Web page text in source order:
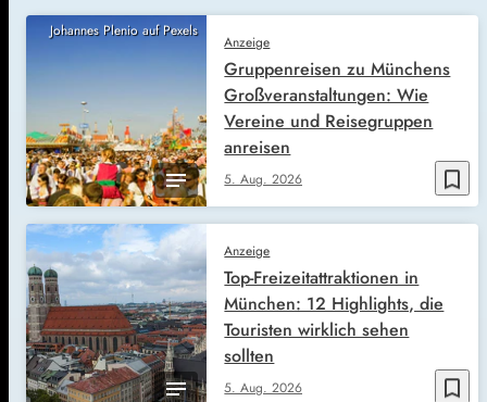
Johannes Plenio auf Pexels
bookmark_border
Anzeige
5. Aug. 2026
Gruppenreisen zu Münchens
Großveranstaltungen: Wie
Vereine und Reisegruppen
anreisen
bookmark_border
Anzeige
5. Aug. 2026
Top-Freizeitattraktionen in
München: 12 Highlights, die
Touristen wirklich sehen
sollten